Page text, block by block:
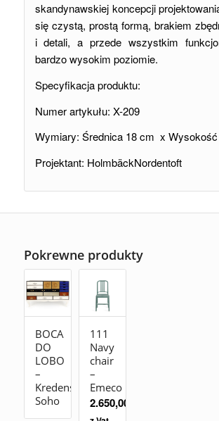
skandynawskiej koncepcji
się czystą, prostą formą, brakiem
i detali, a przede wszystkim
bardzo wysokim poziomie.
Specyfikacja produktu:
Numer artykułu: X-209
Wymiary: Średnica 18 cm x
Projektant: HolmbäckNordentoft
Pokrewne produkty
BOCA
DO
LOBO
–
Kredens
Soho
111
Navy
chair
–
Emeco
2.650,00